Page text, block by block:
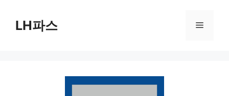
LH파스 메